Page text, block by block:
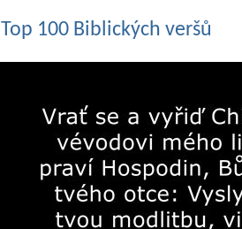
Top 100 Biblických veršů